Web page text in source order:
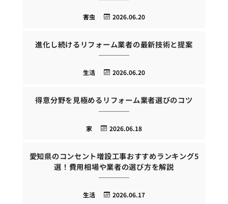
2026.06.20
害虫
進化し続けるリフォーム業者の最新技術と提案
2026.06.20
生活
得意分野を見極めるリフォーム業者選びのコツ
2026.06.18
家
愛知県のコンセント増設工事おすすめランキング5
選！費用相場や業者の選び方を解説
2026.06.17
生活